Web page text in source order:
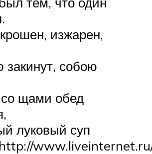
изжарен,
закинут, собою
щами обед
луковый суп